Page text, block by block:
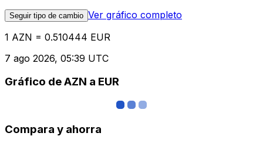
Seguir tipo de cambio Ver gráfico completo
1 AZN = 0.510444 EUR
7 ago 2026, 05:39 UTC
Gráfico de AZN a EUR
Compara y ahorra